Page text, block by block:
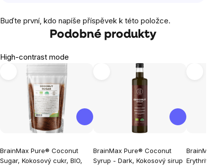
Buďte první, kdo napíše příspěvek k této položce.
Podobné produkty
High-contrast mode
BrainMax Pure® Coconut
Sugar, Kokosový cukr, BIO,
BrainMax Pure® Coconut
Syrup - Dark, Kokosový sirup
BrainMax
Erythritol,